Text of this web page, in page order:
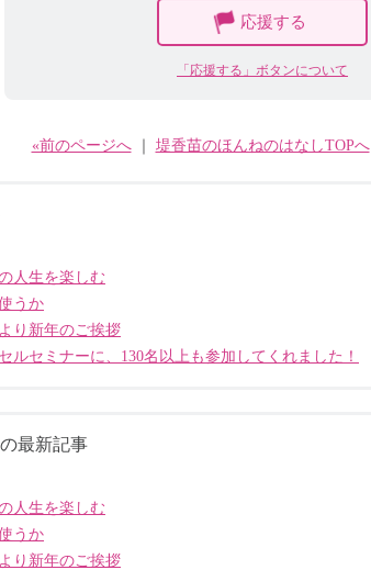
応援する
「応援する」ボタンについて
«前のページへ｜ 堤香苗のほんねのはなしTOPへ
人生を楽しむ
うか
り新年のご挨拶
ルセミナーに、130名以上も参加してくれました！
最新記事
人生を楽しむ
うか
り新年のご挨拶